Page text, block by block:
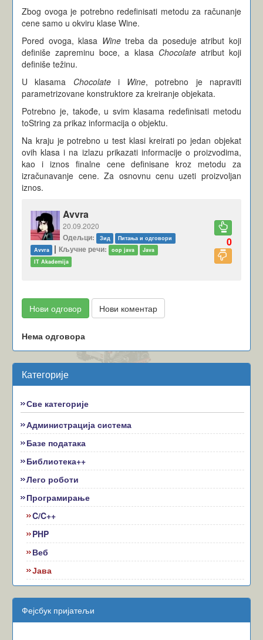
Zbog ovoga je potrebno redefinisati metodu za računanje
cene samo u okviru klase Wine.
Pored ovoga, klasa Winetreba da poseduje atribut koji
definiše zapreminu boce, a klasa Chocolateatribut koji
definiše težinu.
U klasama Chocolatei Wine, potrebno je napraviti
parametrizovane konstruktore za kreiranje objekata.
Potrebno je, takođe, u svim klasama redefinisati metodu
toString za prikaz informacija o objektu.
Na kraju je potrebno u test klasi kreirati po jedan objekat
ovih klasa i na izlazu prikazati informacije o proizvodima,
kao i iznos finalne cene definisane kroz metodu za
izračunavanje cene. Za osnovnu cenu uzeti proizvoljan
iznos.
Avvra
20.09.2020
Одељци: Зид
Питања и одговори
Avvra
| Кључне речи: oop java
Java
IT Akademija
0
Нови одговор Нови коментар
Нема одговора
Категорије
Све категорије
Администрација система
Базе података
Библиотека++
Лего роботи
Програмирање
C/C++
PHP
Веб
Јава
Фејсбук пријатељи